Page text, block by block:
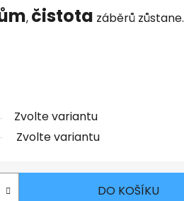
, čistota záběrů zůstane.
Zvolte variantu
Zvolte variantu
DO KOŠÍKU